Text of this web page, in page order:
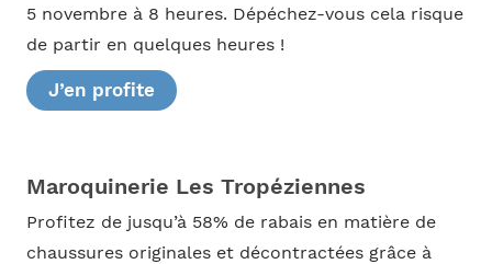
5 novembre à 8 heures. Dépéchez-vous cela risque
de partir en quelques heures !
J’en profite
Maroquinerie Les Tropéziennes
Profitez de jusqu’à 58% de rabais en matière de
chaussures originales et décontractées grâce à